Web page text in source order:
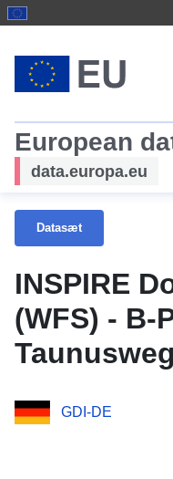
European
data.europa.eu
Datasæt
INSPIRE
(WFS) - B-
GDI-DE